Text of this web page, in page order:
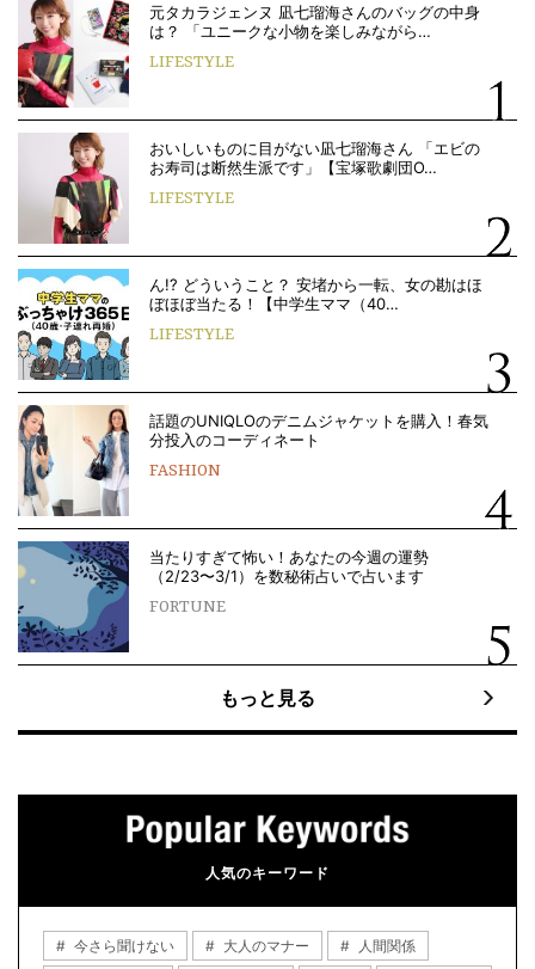
元タカラジェンヌ 凪七瑠海さんのバッグの中身
は？ 「ユニークな小物を楽しみながら…
LIFESTYLE
おいしいものに目がない凪七瑠海さん 「エビの
お寿司は断然生派です」【宝塚歌劇団O…
LIFESTYLE
ん!? どういうこと？ 安堵から一転、女の勘はほ
ぼほぼ当たる！【中学生ママ（40…
LIFESTYLE
話題のUNIQLOのデニムジャケットを購入！春気
分投入のコーディネート
FASHION
当たりすぎて怖い！あなたの今週の運勢
（2/23〜3/1）を数秘術占いで占います
FORTUNE
もっと見る
人気のキーワード
今さら聞けない 大人のマナー
人間関係